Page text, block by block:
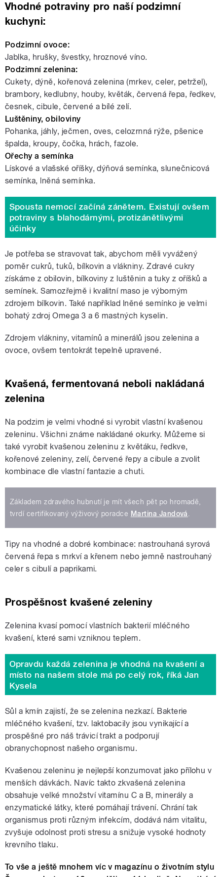
Vhodné potraviny pro naší podzimní
kuchyni:
Podzimní ovoce:
Jablka, hrušky, švestky, hroznové víno.
Podzimní zelenina:
Cukety, dýně, kořenová zelenina (mrkev, celer, petržel),
brambory, kedlubny, houby, květák, červená řepa, ředkev,
česnek, cibule, červené a bílé zelí.
Luštěniny, obiloviny
Pohanka, jáhly, ječmen, oves, celozrnná rýže, pšenice
špalda, kroupy, čočka, hrách, fazole.
Ořechy a semínka
Lískové a vlašské oříšky, dýňová semínka, slunečnicová
semínka, lněná semínka.
Spousta nemocí začíná zánětem. Existují ovšem
potraviny s blahodárnými, protizánětlivými
účinky
Je potřeba se stravovat tak, abychom měli vyvážený
poměr cukrů, tuků, bílkovin a vlákniny. Zdravé cukry
získáme z obilovin, bílkoviny z luštěnin a tuky z oříšků a
semínek. Samozřejmě i kvalitní maso je výborným
zdrojem bílkovin. Také například lněné semínko je velmi
bohatý zdroj Omega 3 a 6 mastných kyselin.
Zdrojem vlákniny, vitamínů a minerálů jsou zelenina a
ovoce, ovšem tentokrát tepelně upravené.
Kvašená, fermentovaná neboli nakládaná
zelenina
Na podzim je velmi vhodné si vyrobit vlastní kvašenou
zeleninu. Všichni známe nakládané okurky. Můžeme si
také vyrobit kvašenou zeleninu z květáku, ředkve,
kořenové zeleniny, zelí, červené řepy a cibule a zvolit
kombinace dle vlastní fantazie a chuti.
Základem zdravého hubnutí je mít všech pět po hromadě,
tvrdí certifikovaný výživový poradce Martina Jandová
Tipy na vhodné a dobré kombinace: nastrouhaná syrová
červená řepa s mrkví a křenem nebo jemně nastrouhaný
celer s cibulí a paprikami.
Prospěšnost kvašené zeleniny
Zelenina kvasí pomocí vlastních bakterií mléčného
kvašení, které sami vzniknou teplem.
Opravdu každá zelenina je vhodná na kvašení a
místo na našem stole má po celý rok, říká Jan
Kysela
Sůl a kmín zajistí, že se zelenina nezkazí. Bakterie
mléčného kvašení, tzv. laktobacily jsou vynikající a
prospěšné pro náš trávicí trakt a podporují
obranychopnost našeho organismu.
Kvašenou zeleninu je nejlepší konzumovat jako přílohu v
menších dávkách. Navíc takto zkvašená zelenina
obsahuje velké množství vitamínu C a B, minerály a
enzymatické látky, které pomáhají trávení. Chrání tak
organismus proti různým infekcím, dodává nám vitalitu,
zvyšuje odolnost proti stresu a snižuje vysoké hodnoty
krevního tlaku.
To vše a ještě mnohem víc v magazínu o životním stylu